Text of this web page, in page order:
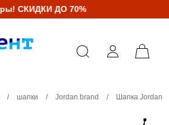
СКИДКИ ДО 70%
/ шапки / Jordan brand /
Шапка Jordan